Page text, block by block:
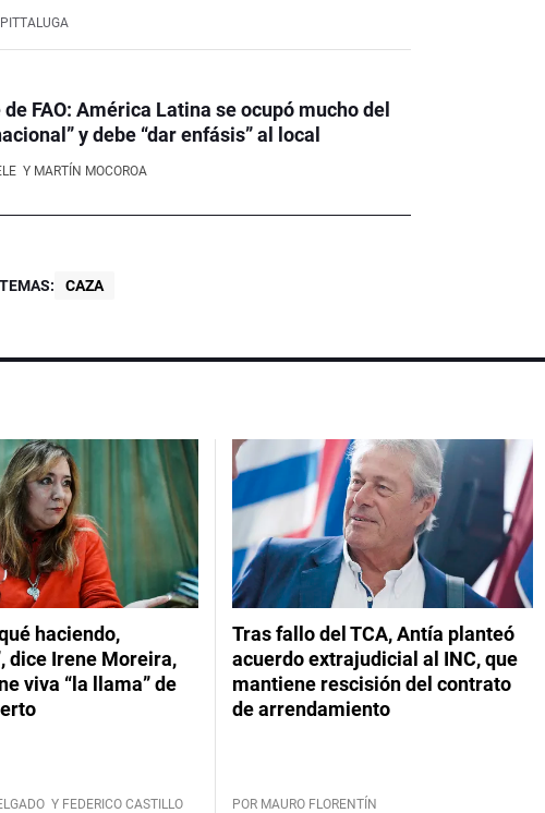
FAO: América Latina se ocupó mucho del
y debe “dar enfásis” al local
Y MARTÍN MOCOROA
TEMAS: CAZA
haciendo,
dice Irene Moreira,
viva “la llama” de
Y FEDERICO CASTILLO
Tras fallo del TCA, Antía planteó
acuerdo extrajudicial al INC, que
mantiene rescisión del contrato
de arrendamiento
POR MAURO FLORENTÍN